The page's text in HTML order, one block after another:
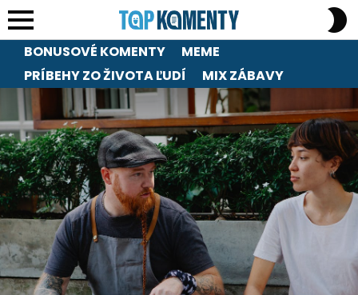
Menu
BONUSOVÉ KOMENTY
MEME
PRÍBEHY ZO ŽIVOTA ĽUDÍ
MIX ZÁBAVY